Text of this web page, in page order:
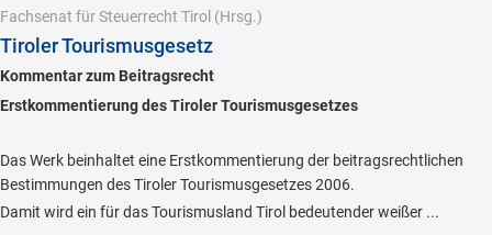
Fachsenat für Steuerrecht Tirol (Hrsg.)
Tiroler Tourismusgesetz
Kommentar zum Beitragsrecht
Erstkommentierung des Tiroler Tourismusgesetzes
Das Werk beinhaltet eine Erstkommentierung der beitragsrechtlichen
Bestimmungen des Tiroler Tourismusgesetzes 2006.
Damit wird ein für das Tourismusland Tirol bedeutender weißer ...